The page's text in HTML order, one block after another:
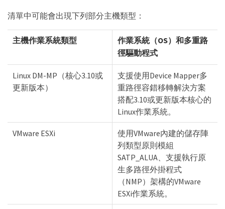
清單中可能會出現下列部分主機類型：
主機作業系統類型
作業系統（OS）和多重路
徑驅動程式
Linux DM-MP（核心3.10或
更新版本）
支援使用Device Mapper多
重路徑容錯移轉解決方案
搭配3.10或更新版本核心的
Linux作業系統。
VMware ESXi
使用VMware內建的儲存陣
列類型原則模組
SATP_ALUA、支援執行原
生多路徑外掛程式
（NMP）架構的VMware
ESXi作業系統。